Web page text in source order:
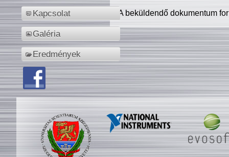
Kapcsolat
Galéria
Eredmények
A beküldendő dokumentum